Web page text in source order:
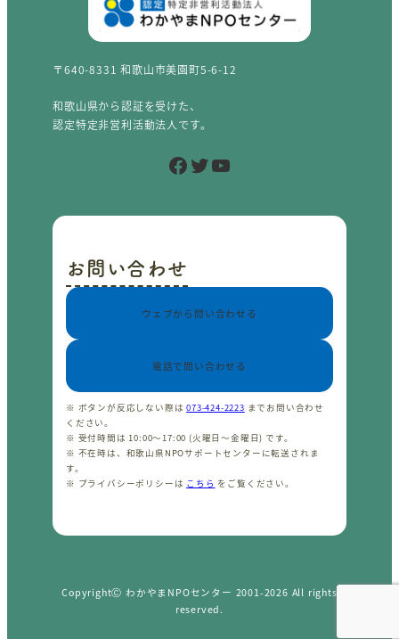
〒640-8331 和歌山市美園町5-6-12
和歌山県から認証を受けた、
認定特定非営利活動法人です。
Facebook Twitter YouTube
お問い合わせ
ウェブから問い合わせる
電話で問い合わせる
※ ボタンが反応しない際は073-424-2223 までお問い合わせ
ください。
※ 受付時間は 10:00〜17:00 (火曜日〜金曜日) です。
※ 不在時は、和歌山県NPOサポートセンターに転送されま
す。
※ プライバシーポリシーは こちら をご覧ください。
CopyrightⒸ わかやまNPOセンター 2001-2026 All rights
reserved.